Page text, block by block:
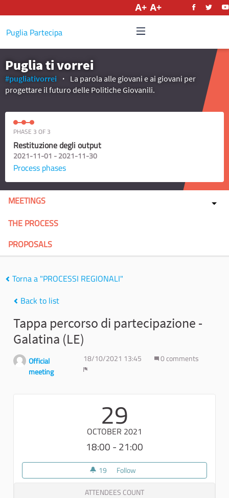
Puglia Partecipa
Puglia ti vorrei
#pugliativorrei
La parola alle giovani e ai giovani per
progettare il futuro delle Politiche Giovanili.
PHASE 3 OF 3
Restituzione degli output
2021-11-01 - 2021-11-30
Process phases
MEETINGS
THE PROCESS
PROPOSALS
Torna a "PROCESSI REGIONALI"
Back to list
Tappa percorso di partecipazione -
Galatina (LE)
Official
meeting
18/10/2021 13:45
0 comments
29
OCTOBER 2021
18:00 - 21:00
19 19 followers
Follow
ATTENDEES COUNT